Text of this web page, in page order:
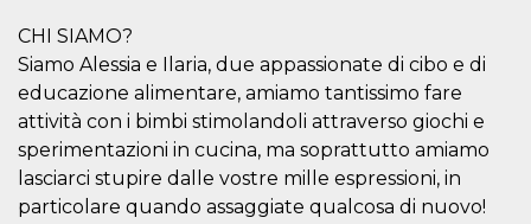
CHI SIAMO?
Siamo Alessia e Ilaria, due appassionate di cibo e di
educazione alimentare, amiamo tantissimo fare
attività con i bimbi stimolandoli attraverso giochi e
sperimentazioni in cucina, ma soprattutto amiamo
lasciarci stupire dalle vostre mille espressioni, in
particolare quando assaggiate qualcosa di nuovo!
visitatori. È
necessario che il
banner dei
Cookie-
Script.com
funzioni
correttamente.
Storage declaration